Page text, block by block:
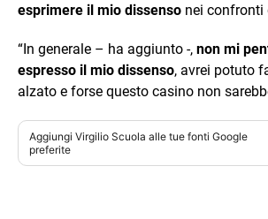
esprimere il mio dissenso nei confronti
“In generale – ha aggiunto -, non mi
espresso il mio dissenso, avrei potuto
alzato e forse questo casino non
Aggiungi Virgilio Scuola alle tue fonti Google
preferite